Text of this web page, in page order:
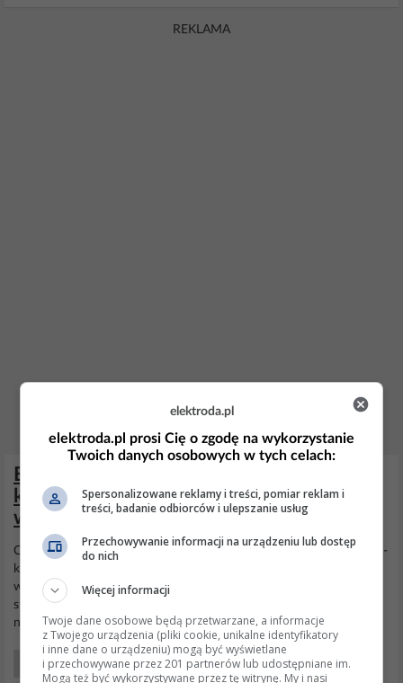
REKLAMA
Elektrolux suszarka z pompą ciepła –
kompresor pracuje, rurki zimne, czy
wymiana pompy?
Cześć,SuszarkaElectrolux z
ciepła nie grzeje. Sprawdziłem: -
kompresor działa i ma temperaturę obudowy 57 stopni C -
wszystkie rurki od kompresora mają taką samą temperaturę 26
stopni C -
naprawić?
AGD Początkujący
elektroda.pl
elektroda.pl prosi Cię o zgodę na wykorzystanie
Twoich danych osobowych w tych celach:
Spersonalizowane reklamy i treści, pomiar reklam i
treści, badanie odbiorców i ulepszanie usług
Przechowywanie informacji na urządzeniu lub dostęp
do nich
Więcej informacji
Twoje dane osobowe będą przetwarzane, a informacje
z Twojego urządzenia (pliki cookie, unikalne identyfikatory
i inne dane o urządzeniu) mogą być wyświetlane
i przechowywane przez 201 partnerów lub udostępniane im.
Mogą też być wykorzystywane przez tę witrynę. My i nasi